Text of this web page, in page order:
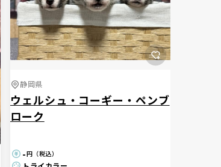
静岡県
ウェルシュ・コーギー・ペンブ
ローク
-円（税込）